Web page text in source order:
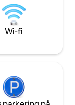
stjernet
håndklæder,
blive redt op ved
Wi-fi